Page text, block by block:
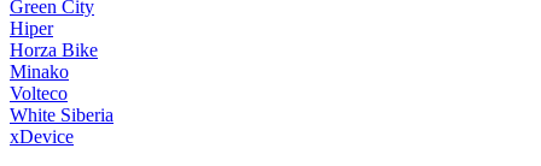
Green City
Hiper
Horza Bike
Minako
Volteco
White Siberia
xDevice